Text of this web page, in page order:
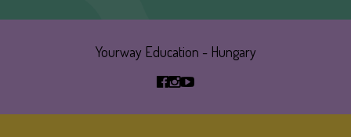
Yourway Education - Hungary